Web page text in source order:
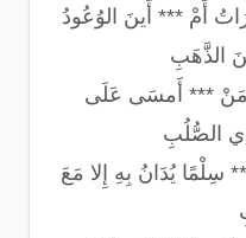
أَمْ *** أَينَ الوُعُودُ
الذَّهَبِ
وَمَنْ *** أَمسَى عَلَى
الصُّلُبِ
سِلْمًا يُدَانُ بِهِ إِلا مَعَ